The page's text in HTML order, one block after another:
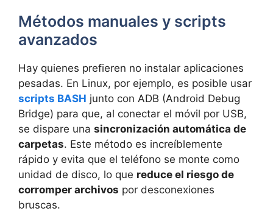
Métodos manuales y scripts
avanzados
Hay quienes prefieren no instalar aplicaciones
pesadas. En Linux, por ejemplo, es posible usar
scripts BASH junto con ADB (Android Debug
Bridge) para que, al conectar el móvil por USB,
se dispare una sincronización automática de
carpetas. Este método es increíblemente
rápido y evita que el teléfono se monte como
unidad de disco, lo que reduce el riesgo de
corromper archivos por desconexiones
bruscas.